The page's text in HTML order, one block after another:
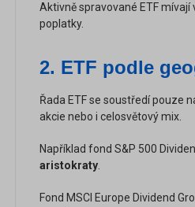
Aktivně spravované ETF
poplatky.
2. ETF podle
Řada ETF se soustředí pouze
akcie nebo i celosvětový mix.
Například fond S&P 500
aristokraty.
Fond MSCI Europe Dividend